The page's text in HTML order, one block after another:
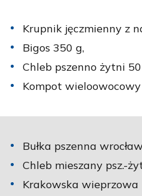
Krupnik jęczmienny z
Bigos 350 g,
Chleb pszenno żytni
Kompot wieloowocowy
Bułka pszenna
Chleb mieszany psz.-
Krakowska wieprzowa